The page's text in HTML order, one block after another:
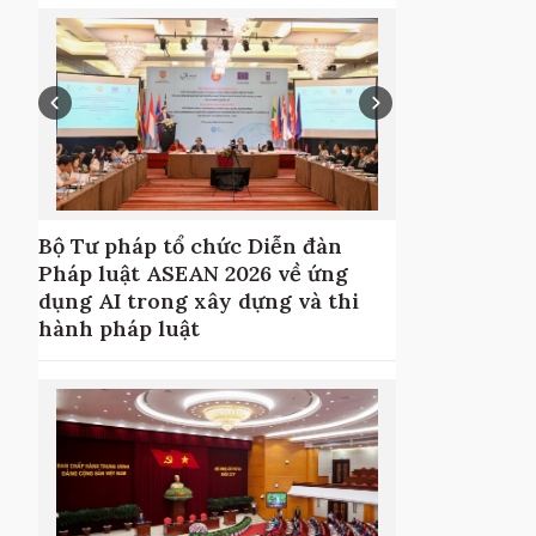
Bộ Tư pháp tổ chức Diễn đàn
Pháp luật ASEAN 2026 về ứng
dụng AI trong xây dựng và thi
hành pháp luật